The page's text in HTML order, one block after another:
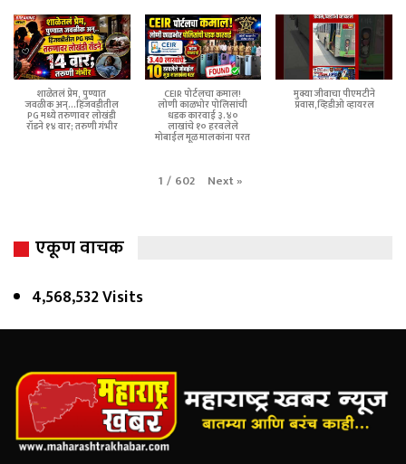
शाळेतलं प्रेम, पुण्यात
जवळीक अन्...हिंजवडीतील
PG मध्ये तरुणावर लोखंडी
रॉडने १४ वार; तरुणी गंभीर
CEIR पोर्टलचा कमाल!
लोणी काळभोर पोलिसांची
धडक कारवाई ३.४०
लाखांचे १० हरवलेले
मोबाईल मूळ मालकांना परत
मुक्या जीवाचा पीएमटीने
प्रवास,व्हिडीओ व्हायरल
1 / 602 Next»
एकूण वाचक
4,568,532 Visits